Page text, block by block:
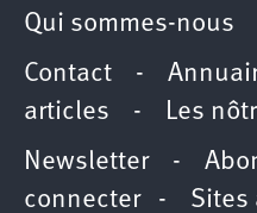
Qui sommes-nous
Contact -
articles -
Les
Newsletter-
connecter- Sites